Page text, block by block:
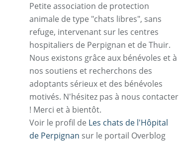
Petite association de protection
animale de type "chats libres", sans
refuge, intervenant sur les centres
hospitaliers de Perpignan et de Thuir.
Nous existons grâce aux bénévoles et à
nos soutiens et recherchons des
adoptants sérieux et des bénévoles
motivés. N'hésitez pas à nous contacter
! Merci et à bientôt.
Voir le profil de Les chats de l'Hôpital
de Perpignan sur le portail Overblog